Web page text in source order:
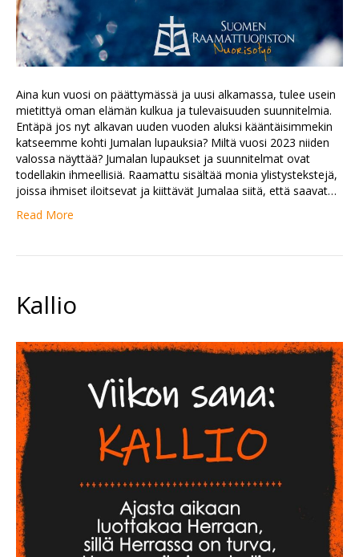
Aina kun vuosi on päättymässä ja uusi alkamassa, tulee usein
mietittyä oman elämän kulkua ja tulevaisuuden suunnitelmia.
Entäpä jos nyt alkavan uuden vuoden aluksi kääntäisimmekin
katseemme kohti Jumalan lupauksia? Miltä vuosi 2023 niiden
valossa näyttää? Jumalan lupaukset ja suunnitelmat ovat
todellakin ihmeellisiä. Raamattu sisältää monia ylistystekstejä,
joissa ihmiset iloitsevat ja kiittävät Jumalaa siitä, että saavat…
Read More
Kallio